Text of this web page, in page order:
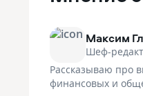
логичное и
минут искать
по qr или как
больше добавить
доволен, буду
Максим
Шеф-
Рассказываю про
финансовых и